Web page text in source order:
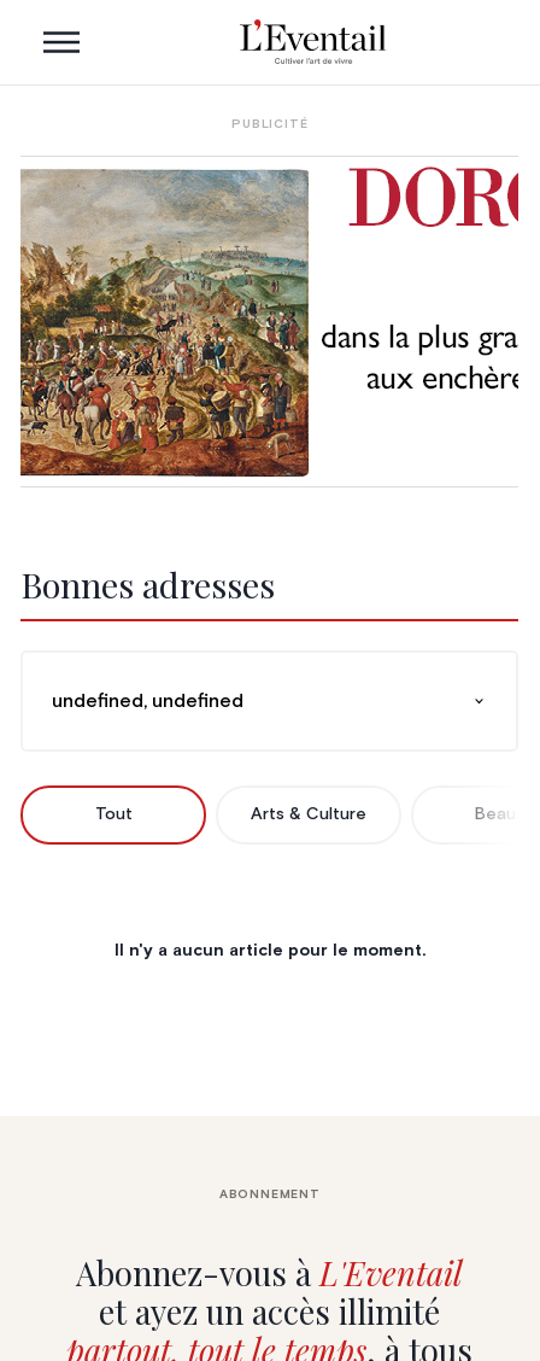
PUBLICITÉ
Bonnes adresses
undefined, undefined
Tout Arts & Culture Beauté
Il n'y a aucun article pour le moment.
Abonnez-vous àL'Eventail
et ayez un accès illimité
partout, tout le temps, à tous
ABONNEMENT